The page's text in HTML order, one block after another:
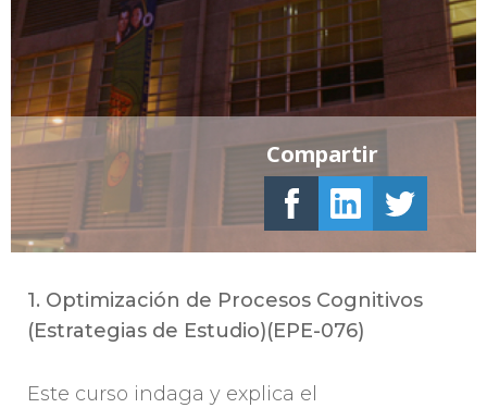
1. Optimización de Procesos Cognitivos
(Estrategias de Estudio)(EPE-076)
Este curso indaga y explica el
Compartir